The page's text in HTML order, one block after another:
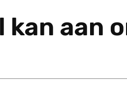
kan aan